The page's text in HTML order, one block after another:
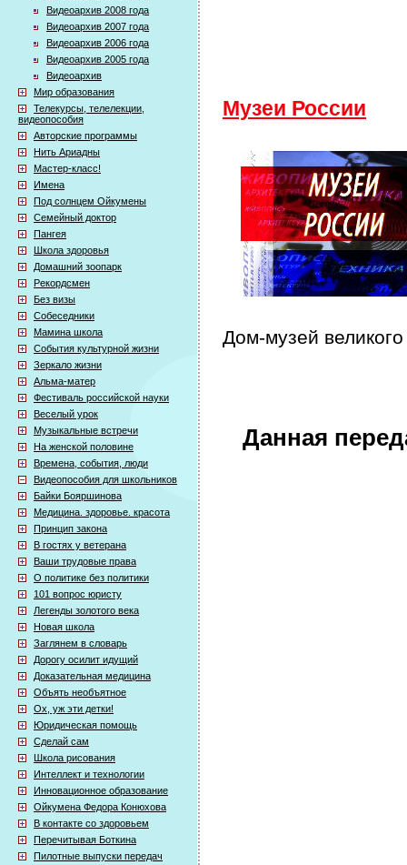
Видеоархив 2008 года
Видеоархив 2007 года
Видеоархив 2006 года
Видеоархив 2005 года
Видеоархив
Мир образования
Телекурсы, телелекции,
видеопособия
Авторские программы
Нить Ариадны
Мастер-класс!
Имена
Под солнцем Ойкумены
Семейный доктор
Пангея
Школа здоровья
Домашний зоопарк
Рекордсмен
Без визы
Собеседники
Мамина школа
События культурной жизни
Зеркало жизни
Альма-матер
Фестиваль российской науки
Веселый урок
Музыкальные встречи
На женской половине
Времена, события, люди
Видеопособия для школьников
Байки Бояршинова
Медицина. здоровье. красота
Принцип закона
В гостях у ветерана
Ваши трудовые права
О политике без политики
101 вопрос юристу
Легенды золотого века
Новая школа
Заглянем в словарь
Дорогу осилит идущий
Доказательная медицина
Объять необъятное
Ох, уж эти детки!
Юридическая помощь
Сделай сам
Школа рисования
Интеллект и технологии
Инновационное образование
Ойкумена Федора Конюхова
В контакте со здоровьем
Перечитывая Боткина
Пилотные выпуски передач
Музеи России
Дом-музей
Данная